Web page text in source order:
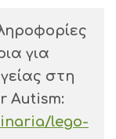
για
στη
Autism:
lego-